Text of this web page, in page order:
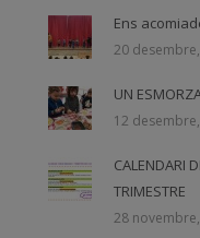
Ens
20
UN
12
CALENDARI
TRIMESTRE
28